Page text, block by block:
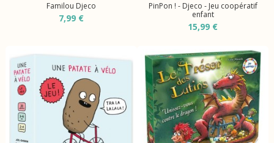
Familou Djeco
7,99 €
PinPon ! - Djeco - Jeu coopératif
enfant
15,99 €